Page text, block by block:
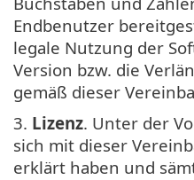
Endbenutzer
legale Nutzung der
Version bzw. die
gemäß dieser
3. Lizenz. Unter der
sich mit dieser
erklärt haben und